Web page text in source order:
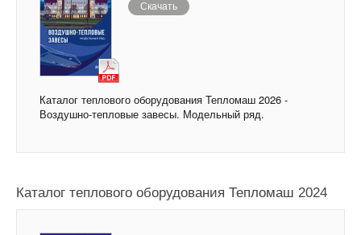
Скачать
Каталог теплового оборудования Тепломаш 2026 -
Воздушно-тепловые завесы. Модельный ряд.
Каталог теплового оборудования Тепломаш 2024